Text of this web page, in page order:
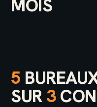
MOIS
5
SUR3